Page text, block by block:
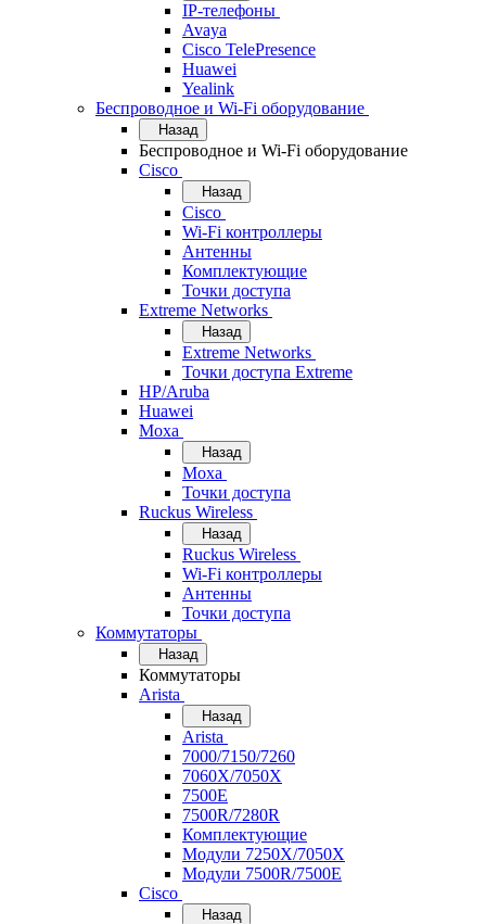
IP-телефоны
Avaya
Cisco TelePresence
Huawei
Yealink
Беспроводное и Wi-Fi оборудование
Назад
Беспроводное и Wi-Fi оборудование
Cisco
Назад
Cisco
Wi-Fi контроллеры
Антенны
Комплектующие
Точки доступа
Extreme Networks
Назад
Extreme Networks
Точки доступа Extreme
HP/Aruba
Huawei
Moxa
Назад
Moxa
Точки доступа
Ruckus Wireless
Назад
Ruckus Wireless
Wi-Fi контроллеры
Антенны
Точки доступа
Коммутаторы
Назад
Коммутаторы
Arista
Назад
Arista
7000/7150/7260
7060X/7050X
7500E
7500R/7280R
Комплектующие
Модули 7250X/7050X
Модули 7500R/7500E
Cisco
Назад